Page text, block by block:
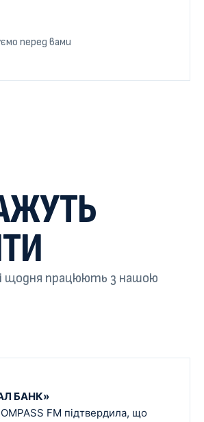
перед вами
щодня працюють з нашою
БАНК»
FM підтвердила, що